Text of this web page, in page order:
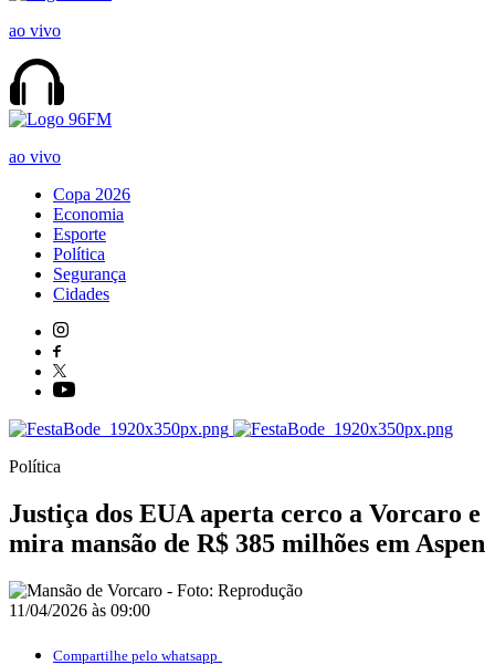
ao vivo
ao vivo
Copa 2026
Economia
Esporte
Política
Segurança
Cidades
Política
Justiça dos EUA aperta cerco a Vorcaro e
mira mansão de R$ 385 milhões em Aspen
11/04/2026 às 09:00
Compartilhe pelo whatsapp